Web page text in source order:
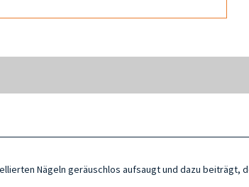
Nägeln geräuschlos aufsaugt und dazu beiträgt,